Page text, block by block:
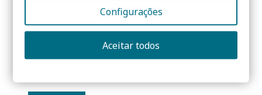
Sitio web de la empresa (opcional)
Configurações
Aceitar todos